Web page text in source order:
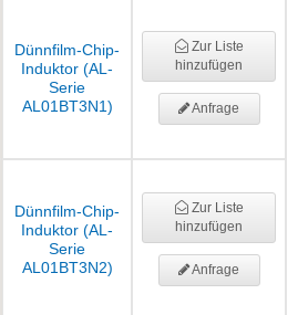
Dünnfilm-Chip-
Induktor (AL-
Serie
AL01BT3N1)
Zur Liste
hinzufügen
Anfrage
Dünnfilm-Chip-
Induktor (AL-
Serie
AL01BT3N2)
Zur Liste
hinzufügen
Anfrage